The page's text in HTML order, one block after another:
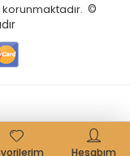
korunmaktadır. ©
Hesabım